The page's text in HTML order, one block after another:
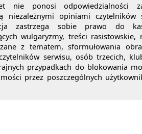
nie ponosi odpowiedzialności
niezależnymi opiniami czytelników
zastrzega sobie prawo do
wulgaryzmy, treści rasistowskie,
z tematem, sformułowania
serwisu, osób trzecich,
przypadkach do blokowania
przez poszczególnych